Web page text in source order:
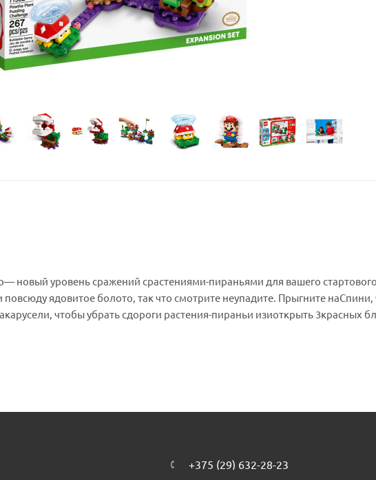
новый уровень сражений срастениями-пираньями для вашего
ядовитое болото, так что смотрите неупадите. Прыгните
чтобы убрать сдороги растения-пираньи изиоткрыть 3красных
детям создавать испытания спрыжками икружением всобранных
чтобы получить огромную награду.Этот игровой набор LEGO®из267
Его можно перестраивать или различным образом сочетать сдругими
+375 (29) 632-28-23